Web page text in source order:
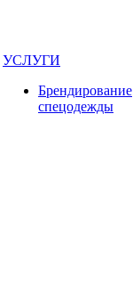
УСЛУГИ
Брендирование
спецодежды